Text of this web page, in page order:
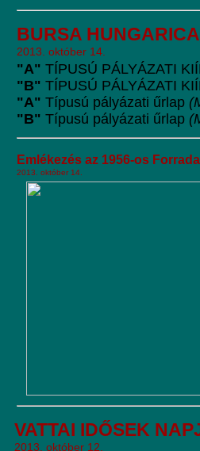
BURSA HUNGARICA
2013. október 14.
"A" TÍPUSÚ PÁLYÁZATI
"B" TÍPUSÚ PÁLYÁZATI
"A" Típusú pályázati űrlap
"B" Típusú pályázati űrlap
Emlékezés az 1956-os
2013. október 14.
VATTAI IDŐSEK
2013. október 12.